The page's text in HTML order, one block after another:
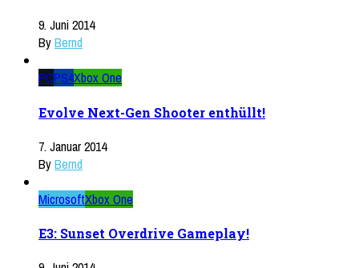
9. Juni 2014
ByBernd
PCPS4Xbox One
Evolve Next-Gen Shooter enthüllt!
7. Januar 2014
ByBernd
MicrosoftXbox One
E3: Sunset Overdrive Gameplay!